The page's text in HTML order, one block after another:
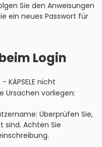
Sie den Anweisungen
ein neues Passwort für
Login
KÄPSELE nicht
Ursachen vorliegen:
Überprüfen Sie,
sind. Achten Sie